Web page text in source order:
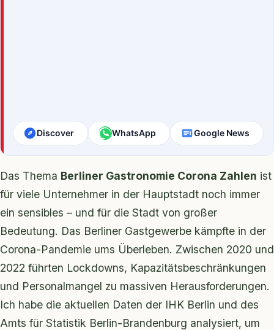
Discover WhatsApp Google News
Das Thema Berliner Gastronomie Corona Zahlen ist
für viele Unternehmer in der Hauptstadt noch immer
ein sensibles – und für die Stadt von großer
Bedeutung. Das Berliner Gastgewerbe kämpfte in der
Corona-Pandemie ums Überleben. Zwischen 2020 und
2022 führten Lockdowns, Kapazitätsbeschränkungen
und Personalmangel zu massiven Herausforderungen.
Ich habe die aktuellen Daten der IHK Berlin und des
Amts für Statistik Berlin-Brandenburg analysiert, um